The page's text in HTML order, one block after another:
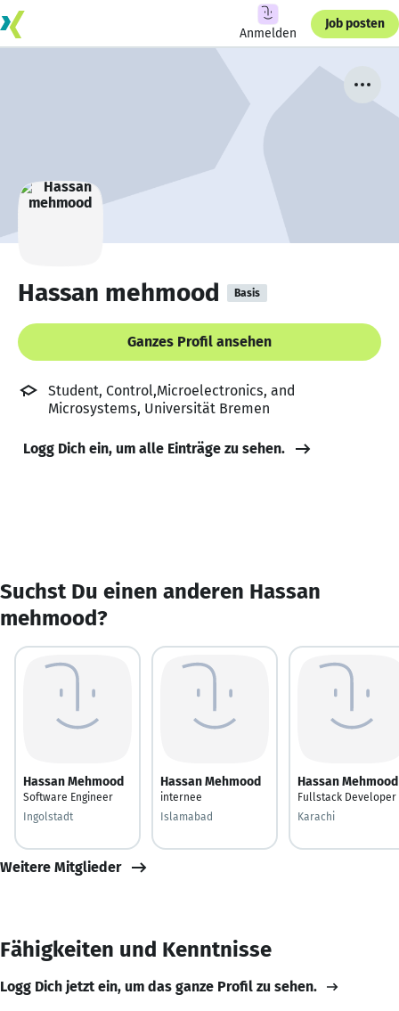
Anmelden
Job posten
Hassan mehmood Basis
Ganzes Profil ansehen
Student, Control,Microelectronics, and
Microsystems, Universität Bremen
Logg Dich ein, um alle Einträge zu sehen.
Suchst Du einen anderen Hassan
mehmood?
Hassan Mehmood
Software Engineer
Ingolstadt
Hassan Mehmood
internee
Islamabad
Hassan Mehmood
Fullstack Developer
Karachi
Weitere Mitglieder
Fähigkeiten und Kenntnisse
Logg Dich jetzt ein, um das ganze Profil zu sehen.